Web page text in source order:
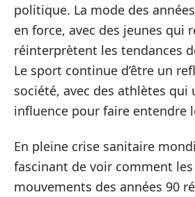
politique. La mode des
en force, avec des jeunes qui
réinterprètent les tendances
Le sport continue d’être un
société, avec des athlètes
influence pour faire entendre
En pleine crise sanitaire
fascinant de voir comment
mouvements des années 90